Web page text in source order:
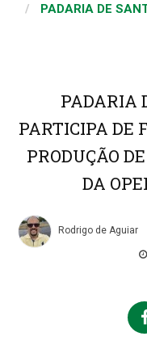
PADARIA DE
PADARIA
PARTICIPA DE
PRODUÇÃO
DA
Rodrigo de Aguiar